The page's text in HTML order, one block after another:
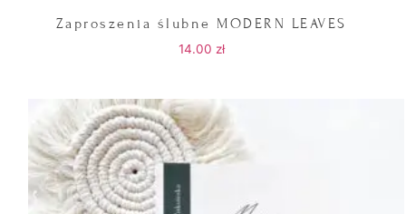
Zaproszenia ślubne MODERN LEAVES
14.00 zł